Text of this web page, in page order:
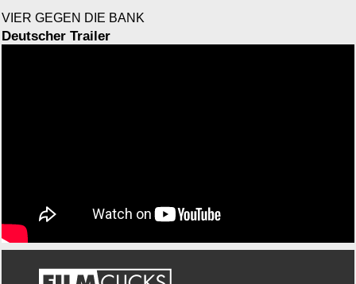
VIER GEGEN DIE BANK
Deutscher Trailer